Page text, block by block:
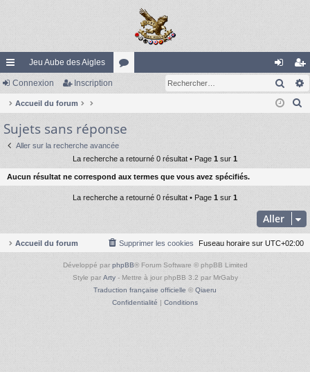
ac
co
ur
ci
s
Jeu Aube des Aigles
m
on
ne
ns
cri
Connexion Inscription
Accueil du forum
h
e
r
Sujets sans réponse
Aller sur la recherche avancée
La recherche a retourné 0 résultat • Page 1 sur 1
Aucun résultat ne correspond aux termes que vous avez spécifiés.
La recherche a retourné 0 résultat • Page 1 sur 1
Aller
Accueil du forum Fuseau horaire sur UTC+02:00
Supprimer les cookies
Développé par phpBB® Forum Software © phpBB Limited
Style par Arty- Mettre à jour phpBB 3.2 par MrGaby
Traduction française officielle © Qiaeru
Confidentialité | Conditions